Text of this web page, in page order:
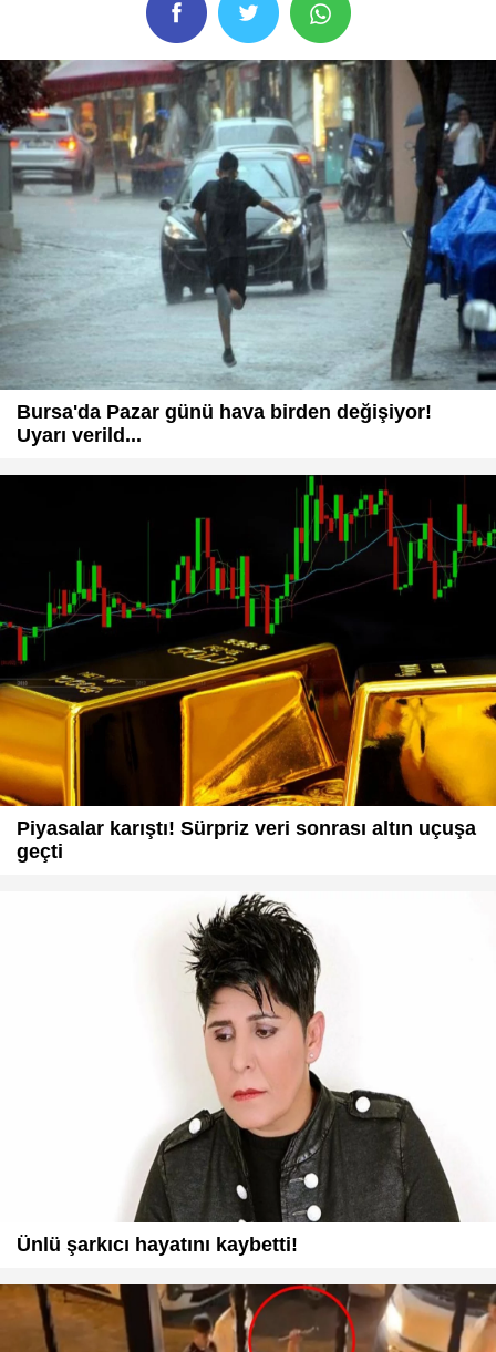
Bursa'da Pazar günü hava birden değişiyor!
Uyarı verild...
Piyasalar karıştı! Sürpriz veri sonrası altın uçuşa
geçti
Ünlü şarkıcı hayatını kaybetti!